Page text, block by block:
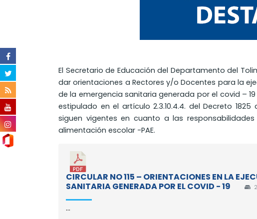
El Secretario de Educación del Departamento del
dar orientaciones a Rectores y/o Docentes para la
de la emergencia sanitaria generada por el covid –
estipulado en el artículo 2.3.10.4.4. del Decreto 1825
siguen vigentes en cuanto a las
alimentación escolar -PAE.
CIRCULAR NO 115 – ORIENTACIONES EN LA
SANITARIA GENERADA POR EL COVID - 19
...